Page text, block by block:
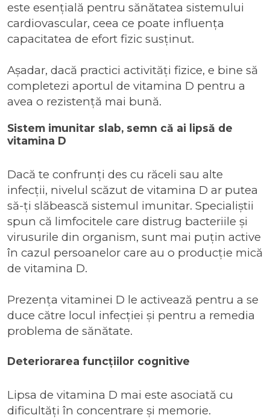
este esențială pentru sănătatea sistemului
cardiovascular, ceea ce poate influența
capacitatea de efort fizic susținut.
Așadar, dacă practici activități fizice, e bine să
completezi aportul de vitamina D pentru a
avea o rezistență mai bună.
Sistem imunitar slab, semn că ai lipsă de
vitamina D
Dacă te confrunți des cu răceli sau alte
infecții, nivelul scăzut de vitamina D ar putea
să-ți slăbească sistemul imunitar. Specialiștii
spun că limfocitele care distrug bacteriile și
virusurile din organism, sunt mai puțin active
în cazul persoanelor care au o producție mică
de vitamina D.
Prezența vitaminei D le activează pentru a se
duce către locul infecției și pentru a remedia
problema de sănătate.
Deteriorarea funcțiilor cognitive
Lipsa de vitamina D mai este asociată cu
dificultăți în concentrare și memorie.